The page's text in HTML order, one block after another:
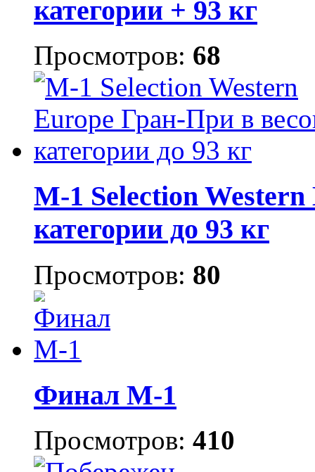
категории + 93 кг
Просмотров: 68
M-1 Selection
категории до 93 кг
Просмотров: 80
Финал М-1
Просмотров: 410